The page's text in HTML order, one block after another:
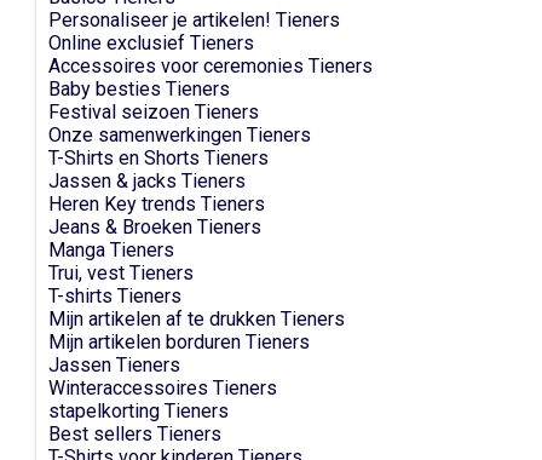
Personaliseer je artikelen! Tieners
Online exclusief Tieners
Accessoires voor ceremonies Tieners
Baby besties Tieners
Festival seizoen Tieners
Onze samenwerkingen Tieners
T-Shirts en Shorts Tieners
Jassen & jacks Tieners
Heren Key trends Tieners
Jeans & Broeken Tieners
Manga Tieners
Trui, vest Tieners
T-shirts Tieners
Mijn artikelen af te drukken Tieners
Mijn artikelen borduren Tieners
Jassen Tieners
Winteraccessoires Tieners
stapelkorting Tieners
Best sellers Tieners